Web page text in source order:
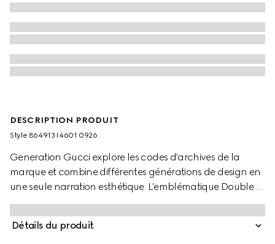
DESCRIPTION PRODUIT
Style ‎864913 I4601 0926
Generation Gucci explore les codes d'archives de la
marque et combine différentes générations de design en
une seule narration esthétique. L'emblématique Double G
orne les styles de bijoux de mode avec une découpe
arrondie.
Détails du produit